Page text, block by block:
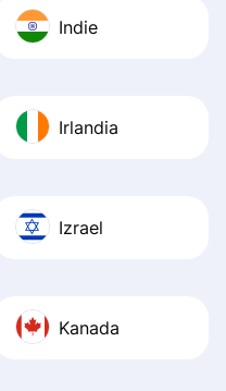
Indie
Irlandia
Izrael
Kanada